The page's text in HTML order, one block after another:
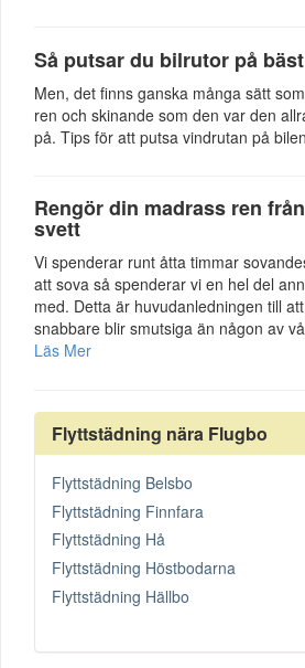
Så putsar du bilrutor på
Men, det finns ganska många sätt
ren och skinande som den var den
på. Tips för att putsa vindrutan på
Rengör din madrass ren
svett
Vi spenderar runt åtta timmar
att sova så spenderar vi en hel del
med. Detta är huvudanledningen till
snabbare blir smutsiga än någon av
Läs Mer
Flyttstädning nära Flugbo
Flyttstädning Belsbo
Flyttstädning Finnfara
Flyttstädning Hå
Flyttstädning Höstbodarna
Flyttstädning Hällbo